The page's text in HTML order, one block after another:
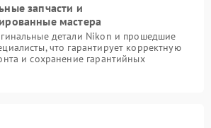
запчасти и
мастера
детали Nikon и прошедшие
что гарантирует корректную
и сохранение гарантийных